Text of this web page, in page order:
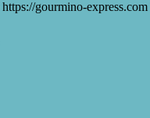
https://gourmino-express.com